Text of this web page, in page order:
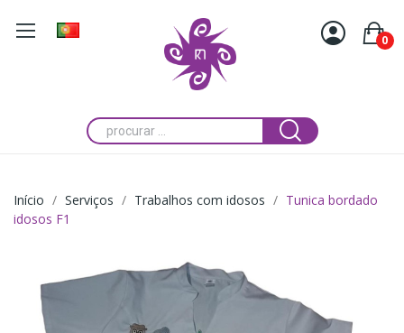
0
Início Serviços Trabalhos com idosos
Tunica bordado
idosos F1